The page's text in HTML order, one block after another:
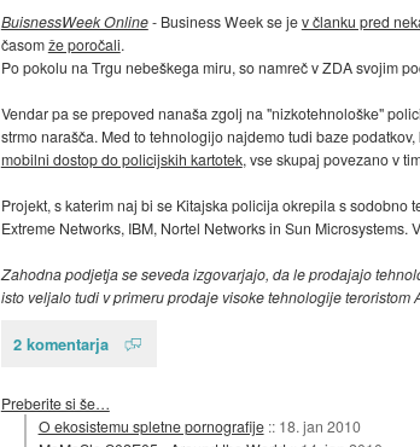
BuisnessWeek Online- Business Week se jev članku pred
časomže poročali.
Po pokolu na Trgu nebeškega miru, so namreč v ZDA svojim
Vendar pa se prepoved nanaša zgolj na "nizkotehnološke"
strmo narašča. Med to tehnologijo najdemo tudi baze
mobilni dostop do policijskih kartotek, vse skupaj povezano v
Projekt, s katerim naj bi se Kitajska policija okrepila s
Extreme Networks, IBM, Nortel Networks in Sun
Zahodna podjetja se seveda izgovarjajo, da le prodajajo
isto veljalo tudi v primeru prodaje visoke tehnologije teroristom
2 komentarja
Preberite si še…
O ekosistemu spletne pornografije :: 18. jan 2010